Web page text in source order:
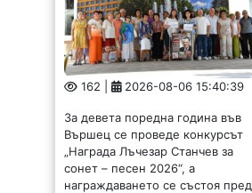
162 | 2026-08-06 15:40:39
За девета поредна година във
Вършец се проведе конкурсът
„Награда Лъчезар Станчев за
сонет – песен 2026“, а
награждаването се състоя пред